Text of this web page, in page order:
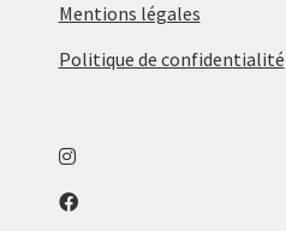
Mentions légales
Politique de confidentialité